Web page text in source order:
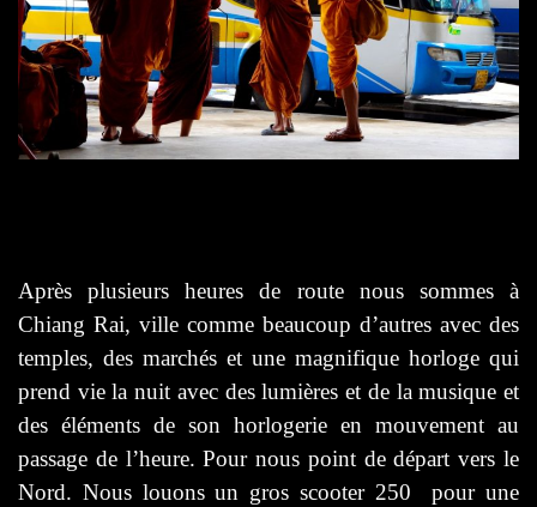
Après plusieurs heures de route nous sommes à
Chiang Rai, ville comme beaucoup d’autres avec des
temples, des marchés et une magnifique horloge qui
prend vie la nuit avec des lumières et de la musique et
des éléments de son horlogerie en mouvement au
passage de l’heure. Pour nous point de départ vers le
Nord. Nous louons un gros scooter 250 pour une